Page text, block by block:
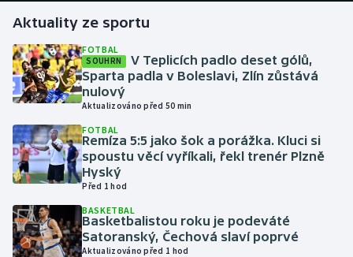
Házená
Jezdectví
Judo
Krasobruslení
Lyže a snowboard
Aktuality ze sportu
FOTBAL
SOUHRN
V Teplicích padlo deset gólů,
Sparta padla v Boleslavi, Zlín zůstává
nulový
Aktualizováno před 50 min
FOTBAL
Remíza 5:5 jako šok a porážka. Kluci si
spoustu věcí vyříkali, řekl trenér Plzně
Hyský
Před 1 hod
BASKETBAL
Basketbalistou roku je podeváté
Satoranský, Čechová slaví poprvé
Aktualizováno před 1 hod